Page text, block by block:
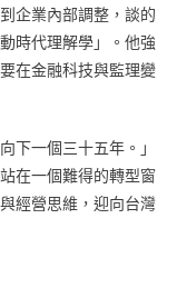
企業內部調整，談的
時代理解學」。他強
在金融科技與監理變
下一個三十五年。」
在一個難得的轉型窗
經營思維，迎向台灣